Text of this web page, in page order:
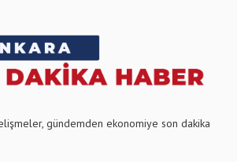
gündemden ekonomiye son dakika